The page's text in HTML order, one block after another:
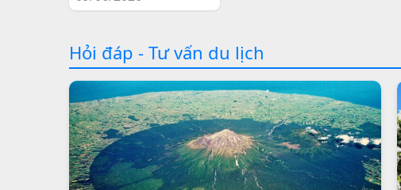
Hỏi đáp - Tư vấn du lịch